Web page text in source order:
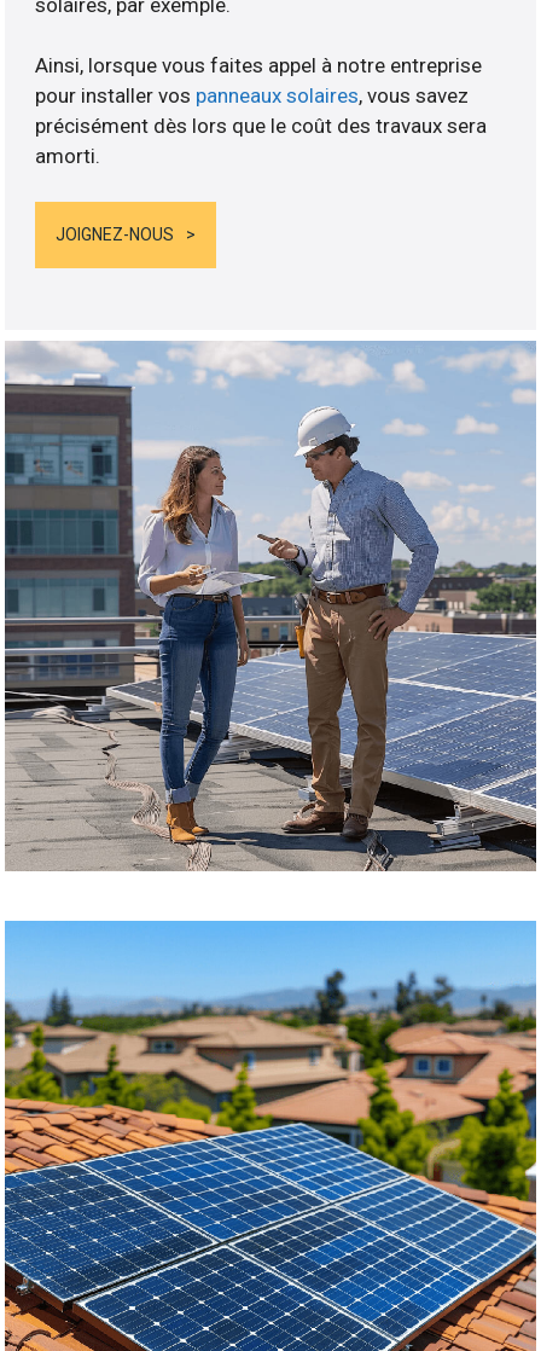
Ainsi, lorsque vous faites appel à notre entreprise
pour installer vos panneaux solaires, vous savez
précisément dès lors que le coût des travaux sera
amorti.
JOIGNEZ-NOUS